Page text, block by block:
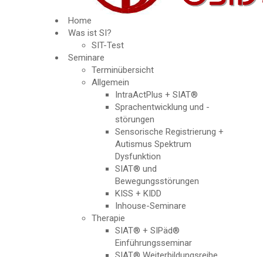
Home
Was ist SI?
SIT-Test
Seminare
Terminübersicht
Allgemein
IntraActPlus + SIAT®
Sprachentwicklung und -
störungen
Sensorische Registrierung +
Autismus Spektrum
Dysfunktion
SIAT® und
Bewegungsstörungen
KISS + KIDD
Inhouse-Seminare
Therapie
SIAT® + SIPäd®
Einführungsseminar